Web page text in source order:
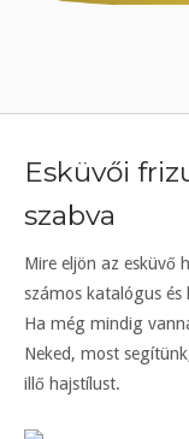
Esküvői
szabva
Mire eljön az esküvő
számos katalógus és
Ha még mindig
Neked, most
illő hajstílust.